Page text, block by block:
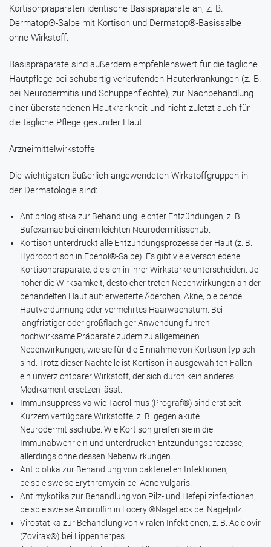
Kortisonpräparaten identische Basispräparate an, z. B.
Dermatop®-Salbe mit Kortison und Dermatop®-Basissalbe
ohne Wirkstoff.
Basispräparate sind außerdem empfehlenswert für die tägliche
Hautpflege bei schubartig verlaufenden Hauterkrankungen (z. B.
bei Neurodermitis und Schuppenflechte), zur Nachbehandlung
einer überstandenen Hautkrankheit und nicht zuletzt auch für
die tägliche Pflege gesunder Haut.
Arzneimittelwirkstoffe
Die wichtigsten äußerlich angewendeten Wirkstoffgruppen in
der Dermatologie sind:
Antiphlogistika zur Behandlung leichter Entzündungen, z. B.
Bufexamacbei einem leichten Neurodermitisschub.
Kortison unterdrückt alle Entzündungsprozesse der Haut (z. B.
Hydrocortison in Ebenol®-Salbe). Es gibt viele verschiedene
Kortisonpräparate, die sich in ihrer Wirkstärke unterscheiden. Je
höher die Wirksamkeit, desto eher treten Nebenwirkungen an der
behandelten Haut auf: erweiterte Äderchen, Akne, bleibende
Hautverdünnung oder vermehrtes Haarwachstum. Bei
langfristiger oder großflächiger Anwendung führen
hochwirksame Präparate zudem zu allgemeinen
Nebenwirkungen, wie sie für die Einnahme von Kortison typisch
sind. Trotz dieser Nachteile ist Kortison in ausgewählten Fällen
ein unverzichtbarer Wirkstoff, der sich durch kein anderes
Medikament ersetzen lässt.
Immunsuppressiva wieTacrolimus(Prograf®) sind erst seit
Kurzem verfügbare Wirkstoffe, z. B. gegen akute
Neurodermitisschübe. Wie Kortison greifen sie in die
Immunabwehr ein und unterdrücken Entzündungsprozesse,
allerdings ohne dessen Nebenwirkungen.
Antibiotika zur Behandlung von bakteriellen Infektionen,
beispielsweise Erythromycin bei Acne vulgaris.
Antimykotika zur Behandlung von Pilz- und Hefepilzinfektionen,
beispielsweiseAmorolfin in Loceryl®Nagellackbei Nagelpilz.
Virostatika zur Behandlung von viralen Infektionen, z. B. Aciclovir
(Zovirax®) bei Lippenherpes.